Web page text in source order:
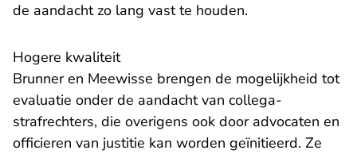
de aandacht zo lang vast te houden.
Hogere kwaliteit
Brunner en Meewisse brengen de mogelijkheid tot
evaluatie onder de aandacht van collega-
strafrechters, die overigens ook door advocaten en
officieren van justitie kan worden geïnitieerd. Ze